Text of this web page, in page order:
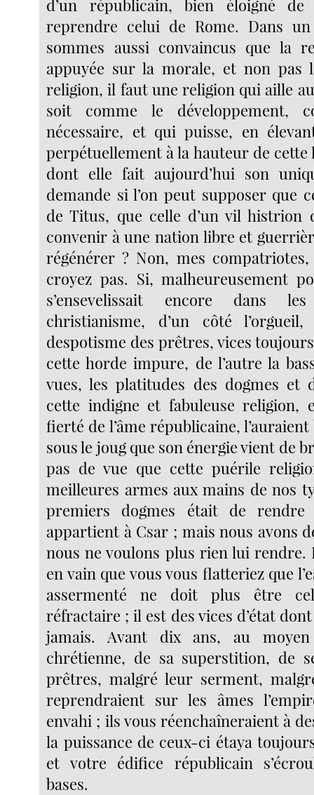
d’un républicain, bien éloigné
reprendre celui de Rome. Dans
sommes aussi convaincus que la
appuyée sur la morale, et non pas
religion, il faut une religion qui aille
soit comme le développement,
nécessaire, et qui puisse, en
perpétuellement à la hauteur de
dont elle fait aujourd’hui son
demande si l’on peut supposer que
de Titus, que celle d’un vil histrion
convenir à une nation libre et
régénérer ? Non, mes
croyez pas. Si, malheureusement
s’ensevelissait encore dans
christianisme, d’un côté
despotisme des prêtres, vices
cette horde impure, de l’autre la
vues, les platitudes des dogmes et
cette indigne et fabuleuse religion,
fierté de l’âme républicaine,
sous le joug que son énergie vient de
pas de vue que cette puérile
meilleures armes aux mains de nos
premiers dogmes était de
appartient à Csar ; mais nous avons
nous ne voulons plus rien lui rendre.
en vain que vous vous flatteriez que
assermenté ne doit plus être
réfractaire ; il est des vices d’état
jamais. Avant dix ans, au
chrétienne, de sa superstition, de
prêtres, malgré leur serment,
reprendraient sur les âmes
envahi ; ils vous réenchaîneraient à
la puissance de ceux-ci étaya
et votre édifice républicain
bases.